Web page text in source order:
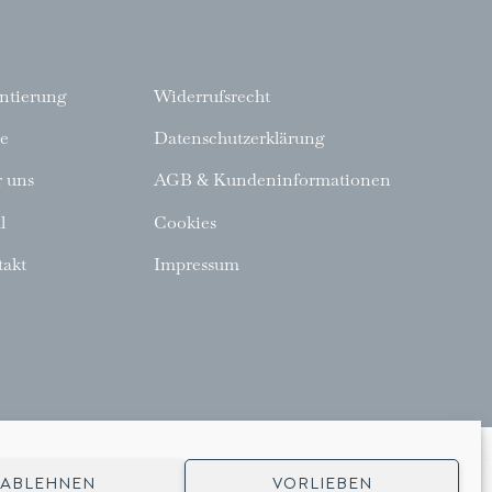
ABLEHNEN VORLIEBEN
uns
Widerrufsrecht
Datenschutzerklärung
AGB & Kundeninformationen
Cookies
Impressum